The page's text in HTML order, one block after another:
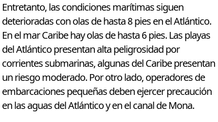
Entretanto, las condiciones marítimas siguen
deterioradas con olas de hasta 8 pies en el Atlántico.
En el mar Caribe hay olas de hasta 6 pies. Las playas
del Atlántico presentan alta peligrosidad por
corrientes submarinas, algunas del Caribe presentan
un riesgo moderado. Por otro lado, operadores de
embarcaciones pequeñas deben ejercer precaución
en las aguas del Atlántico y en el canal de Mona.